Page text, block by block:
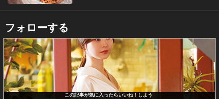
フォローする
この記事が気に入ったらいいね！しよう